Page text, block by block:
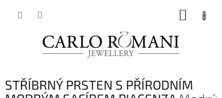
STŘÍBRNÝ PRSTEN S PŘÍRODNÍM